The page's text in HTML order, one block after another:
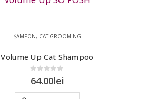
ȘAMPON, CAT GROOMING
Volume Up Cat Shampoo
0out of 5
64.00lei